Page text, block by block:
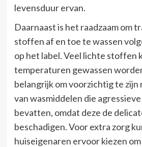
levensduur ervan.
Daarnaast is het raadzaam om
stoffen af en toe te wassen
op het label. Veel lichte stoffen
temperaturen gewassen
belangrijk om voorzichtig te
van wasmiddelen die
bevatten, omdat deze de
beschadigen. Voor extra zorg
huiseigenaren ervoor kiezen